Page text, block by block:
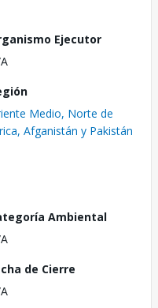
Ejecutor
Medio, Norte de
Afganistán y Pakistán
Ambiental
de Cierre